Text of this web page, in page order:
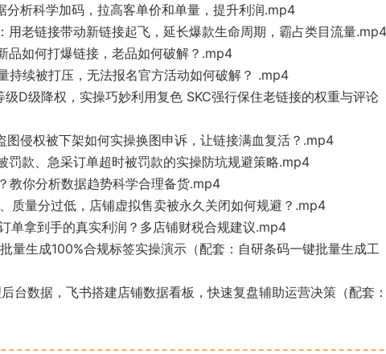
分析科学加码，拉高客单价和单量，提升利润.mp4
用老链接带动新链接起飞，延长爆款生命周期，霸占类目流量.mp4
品如何打爆链接，老品如何破解？.mp4
持续被打压，无法报名官方活动如何破解？ .mp4
D级降权，实操巧妙利用复色 SKC强行保住老链接的权重与评论
图侵权被下架如何实操换图申诉，让链接满血复活？.mp4
罚款、急采订单超时被罚款的实操防坑规避策略.mp4
教你分析数据趋势科学合理备货.mp4
质量分过低，店铺虚拟售卖被永久关闭如何规避？.mp4
单拿到手的真实利润？多店铺财税合规建议.mp4
量生成100%合规标签实操演示（配套：自研条码一键批量生成工
台数据，飞书搭建店铺数据看板，快速复盘辅助运营决策（配套